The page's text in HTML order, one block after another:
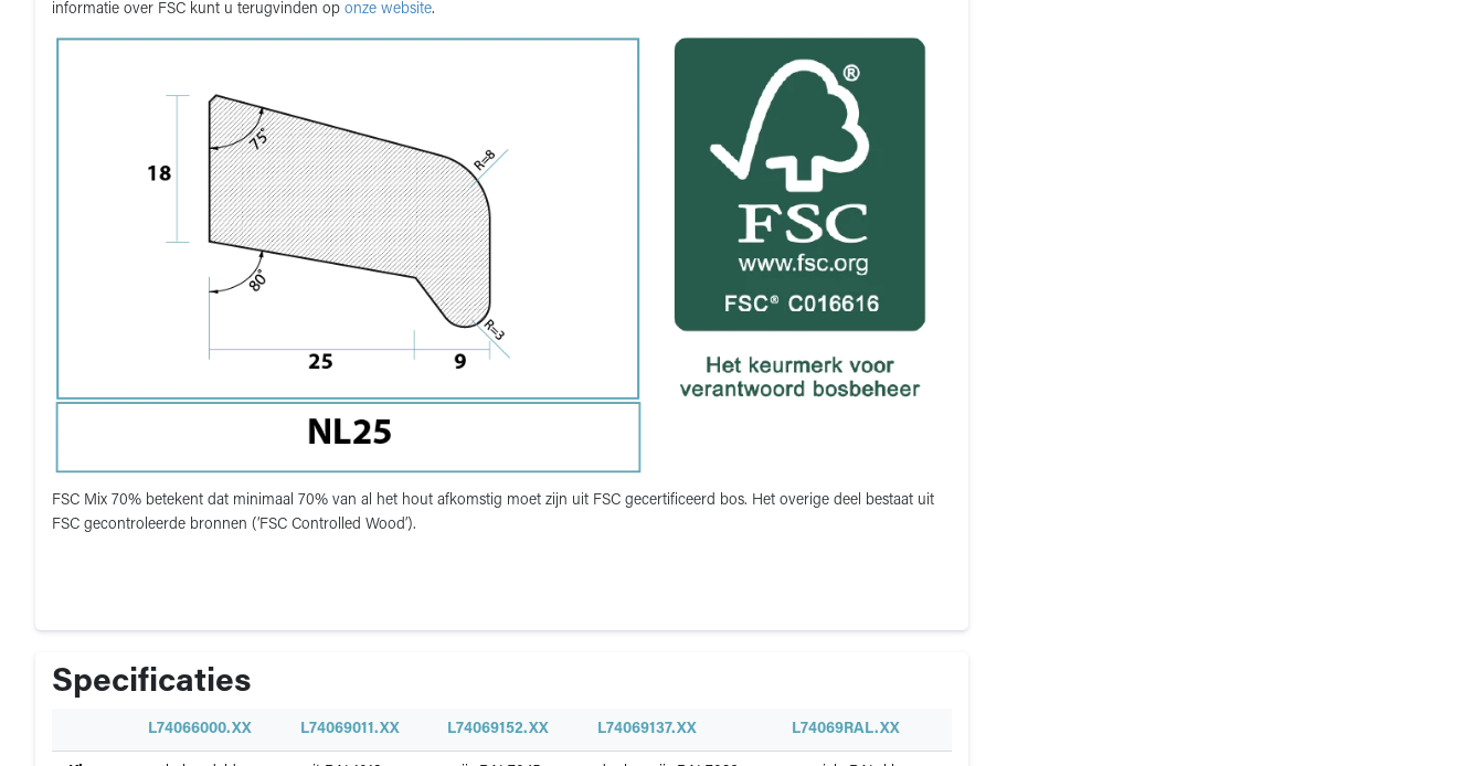
informatie over FSC kunt u terugvinden op onze website.
FSC Mix 70% betekent dat minimaal 70% van al het hout afkomstig moet zijn uit FSC gecertificeerd bos. Het overige deel bestaat uit
FSC gecontroleerde bronnen (‘FSC Controlled Wood’).
Specificaties
Specificaties
SpecificatieL74066000.XX L74069011.XX L74069152.XX L74069137.XX L74069RAL.XX